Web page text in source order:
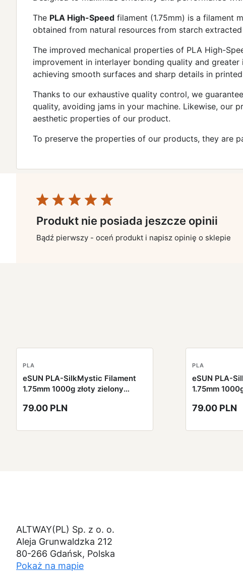
The PLA High-Speed ​​filament (1.75mm) is a filament
obtained from natural resources from starch
The improved mechanical properties of PLA High-
improvement in interlayer bonding quality and
achieving smooth surfaces and sharp details in
Thanks to our exhaustive quality control, we
quality, avoiding jams in your machine. Likewise, our
aesthetic properties of our product.
To preserve the properties of our products, they are
Produkt nie posiada jeszcze opinii
Bądź pierwszy - oceń produkt i napisz opinię o sklepie
PLA
eSUN PLA-SilkMystic Filament
1.75mm 1000g złoty zielony
79.00 PLN
PLA
eSUN PLA-
1.75mm
79.00 PLN
ALTWAY(PL) Sp. z o. o.
Aleja Grunwaldzka 212
80-266 Gdańsk, Polska
Pokaż na mapie